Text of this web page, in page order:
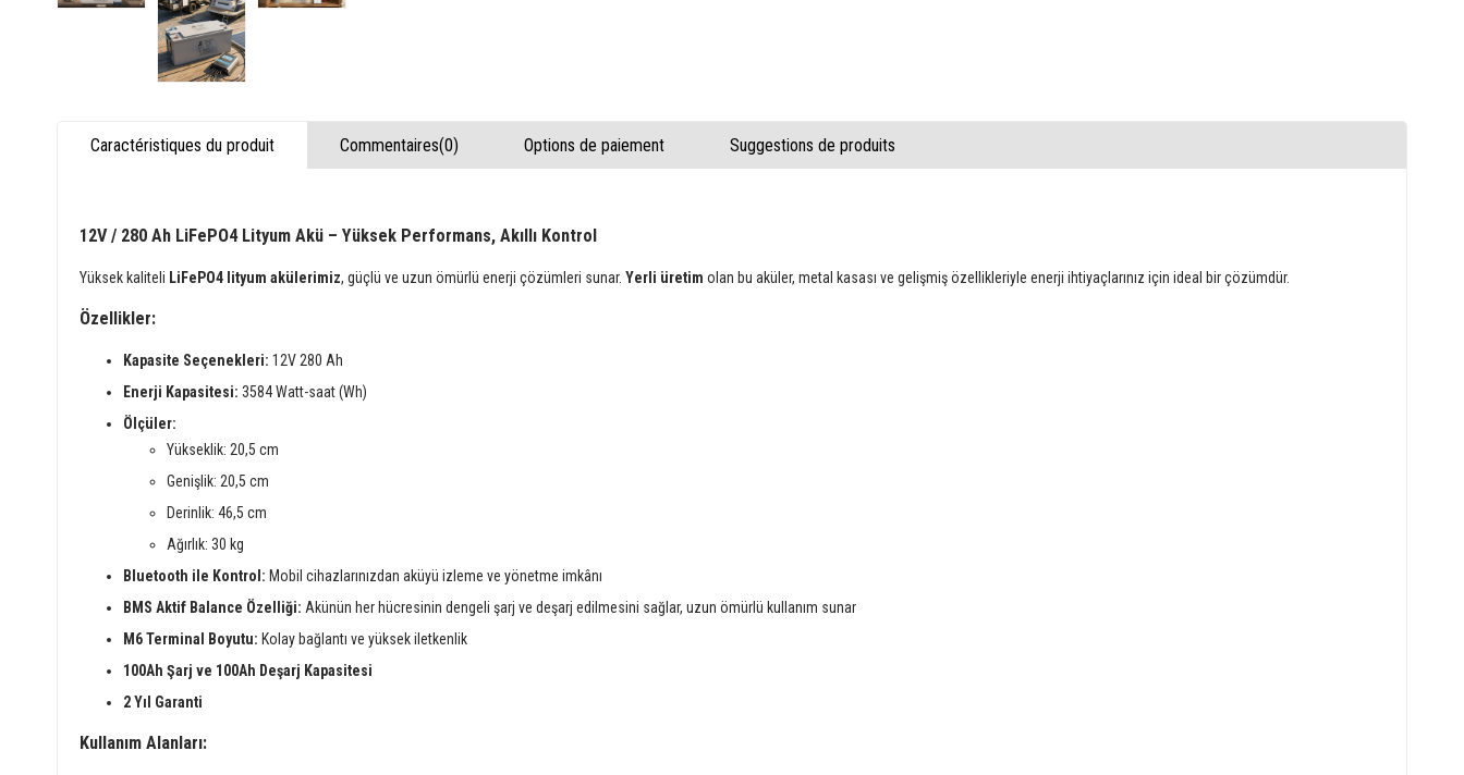
Caractéristiques du produit Commentaires(0) Options de paiement Suggestions de produits
12V / 280 Ah LiFePO4 Lityum Akü – Yüksek Performans, Akıllı Kontrol
Yüksek kaliteli LiFePO4 lityum akülerimiz, güçlü ve uzun ömürlü enerji çözümleri sunar. Yerli üretim olan bu aküler, metal kasası ve gelişmiş özellikleriyle enerji ihtiyaçlarınız için ideal bir çözümdür.
Özellikler:
Kapasite Seçenekleri: 12V 280 Ah
Enerji Kapasitesi: 3584 Watt-saat (Wh)
Ölçüler:
Yükseklik: 20,5 cm
Genişlik: 20,5 cm
Derinlik: 46,5 cm
Ağırlık: 30 kg
Bluetooth ile Kontrol: Mobil cihazlarınızdan aküyü izleme ve yönetme imkânı
BMS Aktif Balance Özelliği: Akünün her hücresinin dengeli şarj ve deşarj edilmesini sağlar, uzun ömürlü kullanım sunar
M6 Terminal Boyutu: Kolay bağlantı ve yüksek iletkenlik
100Ah Şarj ve 100Ah Deşarj Kapasitesi
2 Yıl Garanti
Kullanım Alanları: